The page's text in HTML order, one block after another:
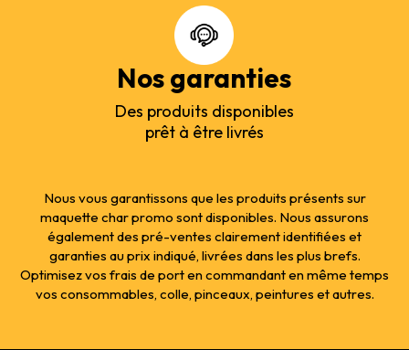
Nos garanties
Des produits disponibles
prêt à être livrés
Nous vous garantissons que les produits présents sur
maquette char promo sont disponibles. Nous assurons
également des pré-ventes clairement identifiées et
garanties au prix indiqué, livrées dans les plus brefs.
Optimisez vos frais de port en commandant en même temps
vos consommables, colle, pinceaux, peintures et autres.